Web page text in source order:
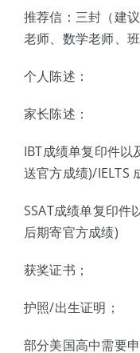
推荐信：三封（建
老师、数学老师、
个人陈述：
家长陈述：
IBT成绩单复印件以
送官方成绩)/IELTS
SSAT成绩单复印件
后期寄官方成绩)
获奖证书；
护照/出生证明；
部分美国高中需要